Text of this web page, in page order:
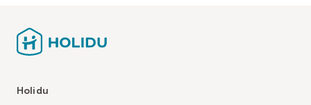
Holidu